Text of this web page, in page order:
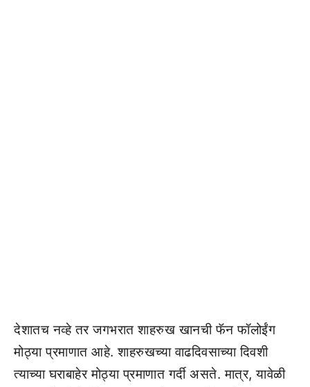
देशातच नव्हे तर जगभरात शाहरुख खानची फॅन फॉलोईंग
मोठ्या प्रमाणात आहे. शाहरुखच्या वाढदिवसाच्या दिवशी
त्याच्या घराबाहेर मोठ्या प्रमाणात गर्दी असते. मात्र, यावेळी